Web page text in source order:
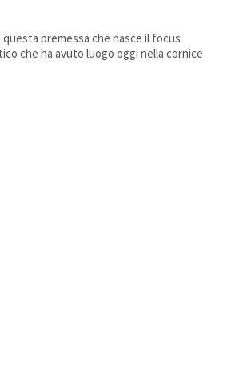
premessa che nasce il focus
che ha avuto luogo oggi nella cornice